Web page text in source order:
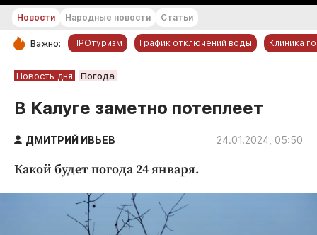
РУБРИКИ
Новости компаний
Статьи
Народные новости
Благоустройство
Криминал
Новости Народные новости Статьи
Важно: ПРОтуризм График отключений воды Клиника
Новость дня Погода
В Калуге заметно потеплеет
ДМИТРИЙ ИВЬЕВ 24.01.2024, 05:50
Какой будет погода 24 января.